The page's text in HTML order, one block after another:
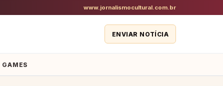
www.jornalismocultural.com.br
ENVIAR NOTÍCIA
GAMES